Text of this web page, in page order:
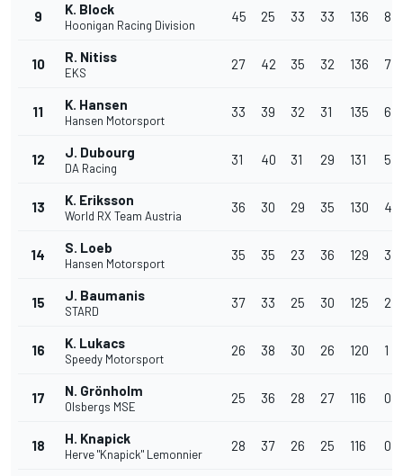
9 K. Block
Hoonigan Racing Division
45 25 33 33 136 8
10 R. Nitiss
EKS
27 42 35 32 136 7
11 K. Hansen
Hansen Motorsport
33 39 32 31 135 6
12 J. Dubourg
DA Racing
31 40 31 29 131 5
13 K. Eriksson
World RX Team Austria
36 30 29 35 130 4
14 S. Loeb
Hansen Motorsport
35 35 23 36 129 3
15 J. Baumanis
STARD
37 33 25 30 125 2
16 K. Lukacs
Speedy Motorsport
26 38 30 26 120 1
17 N. Grönholm
Olsbergs MSE
25 36 28 27 116 0
18 H. Knapick
Herve "Knapick" Lemonnier
28 37 26 25 116 0